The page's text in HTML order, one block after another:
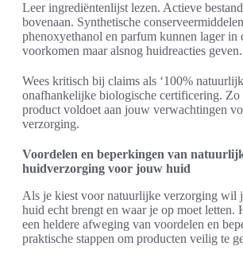
Leer ingrediëntenlijst lezen. Actieve
bovenaan. Synthetische
phenoxyethanol en parfum kunnen lager in
voorkomen maar alsnog huidreacties geven.
Wees kritisch bij claims als ‘100%
onafhankelijke biologische certificering. Zo
product voldoet aan jouw verwachtingen
verzorging.
Voordelen en beperkingen van
huidverzorging voor jouw huid
Als je kiest voor natuurlijke verzorging wil
huid echt brengt en waar je op moet letten.
een heldere afweging van voordelen en
praktische stappen om producten veilig te